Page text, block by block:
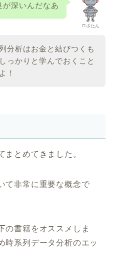
ロボたん
深いんだなあ
分析はお金と結びつくも
っかりと学んでおくこと
！
まとめてきました。
て非常に重要な概念で
の書籍をオススメしま
時系列データ分析のエッ